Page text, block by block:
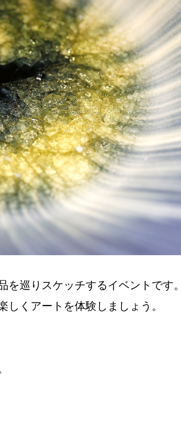
巡りスケッチするイベントです。
くアートを体験しましょう。